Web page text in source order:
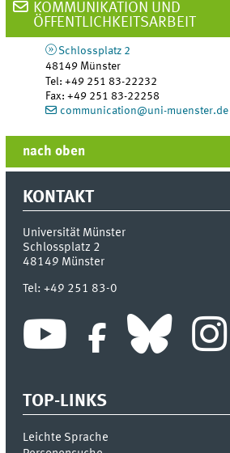
KOMMUNIKATION UND
ÖFFENTLICHKEITSARBEIT
Schlossplatz 2
48149 Münster
Tel:+49 251 83-22232
Fax:+49 251 83-22258
communication@uni-muenster.de
nach oben
KONTAKT
Universität Münster
Schlossplatz 2
48149 Münster
Tel:+49 251 83-0
TOP-LINKS
Leichte Sprache